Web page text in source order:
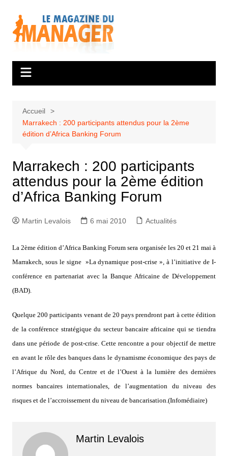
contenu
Accueil
Marrakech : 200 participants attendus pour la 2ème
édition d’Africa Banking Forum
Marrakech : 200 participants
attendus pour la 2ème édition
d’Africa Banking Forum
Martin Levalois 6 mai 2010 Actualités
La 2ème édition d’Africa Banking Forum sera organisée les 20 et 21 mai à
Marrakech, sous le signe »La dynamique post-crise », à l’initiative de I-
conférence en partenariat avec la Banque Africaine de Développement
(BAD).
Quelque 200 participants venant de 20 pays prendront part à cette édition
de la conférence stratégique du secteur bancaire africaine qui se tiendra
dans une période de post-crise. Cette rencontre a pour objectif de mettre
en avant le rôle des banques dans le dynamisme économique des pays de
l’Afrique du Nord, du Centre et de l’Ouest à la lumière des dernières
normes bancaires internationales, de l’augmentation du niveau des
risques et de l’accroissement du niveau de bancarisation.(Infomédiaire)
Martin Levalois